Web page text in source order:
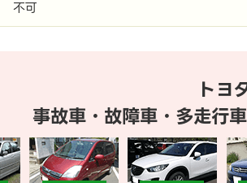
不可
トヨ
事故車・故障車・多走行